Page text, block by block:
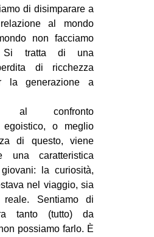
di disimparare a
al mondo
non facciamo
Si tratta di una
di ricchezza
la generazione a
al confronto
egoistico, o meglio
di questo, viene
una caratteristica
la curiosità,
nel viaggio, sia
reale. Sentiamo di
tanto (tutto) da
possiamo farlo. È